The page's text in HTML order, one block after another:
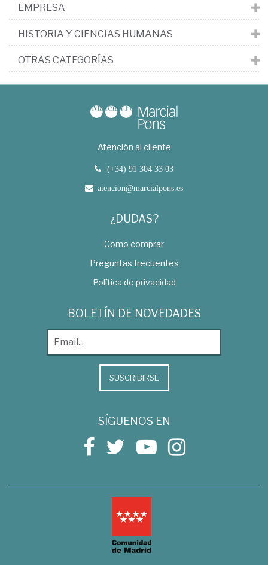
EMPRESA
HISTORIA Y CIENCIAS HUMANAS
OTRAS CATEGORÍAS
Atención al cliente
(+34) 91 304 33 03
atencion@marcialpons.es
¿DUDAS?
Como comprar
Preguntas frecuentes
Política de privacidad
BOLETÍN DE NOVEDADES
SUSCRIBIRSE
SÍGUENOS EN